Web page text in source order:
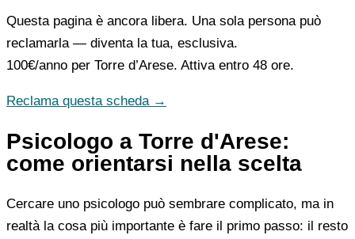
Questa pagina è ancora libera. Una sola persona può
reclamarla — diventa la tua, esclusiva.
100€/anno per Torre d’Arese. Attiva entro 48 ore.
Reclama questa scheda →
Psicologo a Torre d'Arese:
come orientarsi nella scelta
Cercare uno psicologo può sembrare complicato, ma in
realtà la cosa più importante è fare il primo passo: il resto